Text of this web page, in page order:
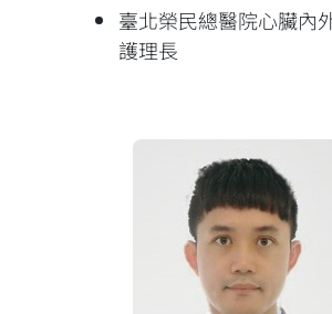
臺北榮民總醫院心臟內
護理長